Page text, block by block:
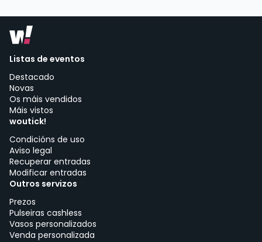
Listas de eventos
Destacado
Novas
Os máis vendidos
Máis vistos
woutick!
Condicións de uso
Aviso legal
Recuperar entradas
Modificar entradas
Outros servizos
Prezos
Pulseiras cashless
Vasos personalizados
Venda personalizada